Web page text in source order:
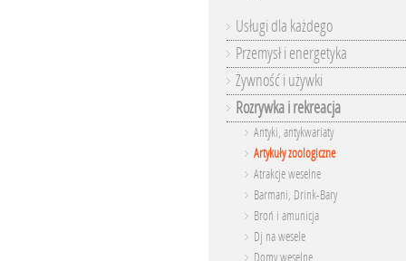
Usługi dla każdego
Przemysł i energetyka
Żywność i używki
Rozrywka i rekreacja
Antyki, antykwariaty
Artykuły zoologiczne
Atrakcje weselne
Barmani, Drink-Bary
Broń i amunicja
Dj na wesele
Domy weselne